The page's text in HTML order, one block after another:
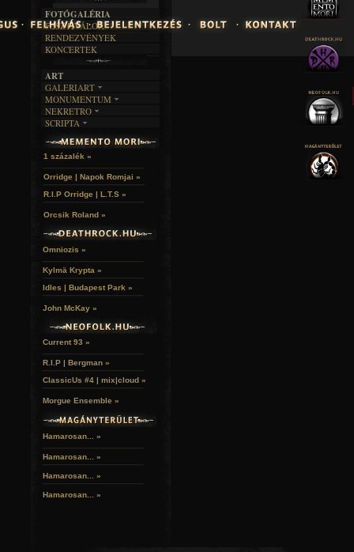
FOTÓGALÉRIA
FESZTIVÁLOK
RENDEZVÉNYEK
KONCERTEK
ART
GALERIART
ARTGALERI
KÉPREGÉNYEK
LAKÁSKULTS
MONUMENTUM
TEMETŐK
TEMPLOMOK
VÁRAK
HELYEK
NEKRETRO
SZUBKULT
FEKETE LYUK
RELIKVIÁK
SCRIPTA
NOVELLÁK
VERSEK
1 százalék »
Orridge | Napok Romjai »
R.I.P Orridge | L.T.S »
Orcsik Roland »
Omniozis »
Kylmä Krypta »
Idles | Budapest Park »
John McKay »
Current 93 »
R.I.P | Bergman »
ClassicUs #4 | mix|cloud »
Morgue Ensemble »
Hamarosan... »
Hamarosan... »
Hamarosan... »
Hamarosan... »